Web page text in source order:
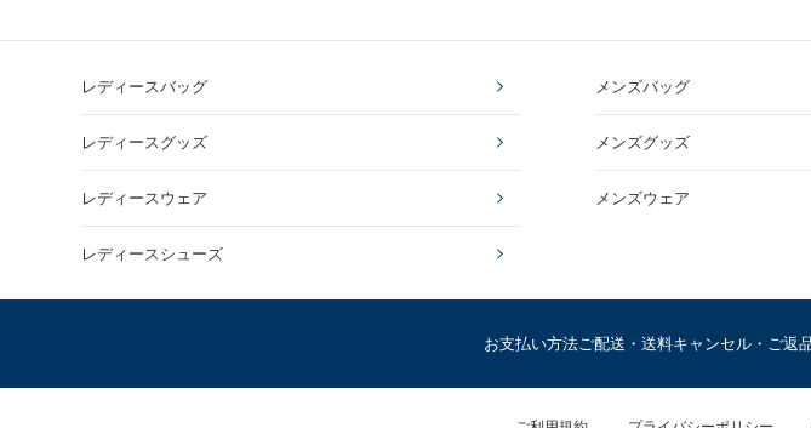
レディースバッグ
レディースグッズ
レディースウェア
レディースシューズ
メンズバッグ
メンズグッズ
メンズウェア
お支払い方法ご配送・送料キャンセル・ご返